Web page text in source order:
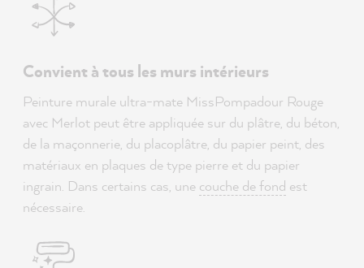
Convient à tous les murs intérieurs
Peinture murale ultra-mate MissPompadour Rouge
avec Merlot peut être appliquée sur du plâtre, du béton,
de la maçonnerie, du placoplâtre, du papier peint, des
matériaux en plaques de type pierre et du papier
ingrain. Dans certains cas, une couche de fond est
nécessaire.